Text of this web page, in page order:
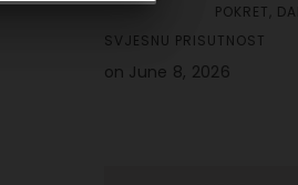
POKRET,
SVJESNU PRISUTNOST
on June 8, 2026